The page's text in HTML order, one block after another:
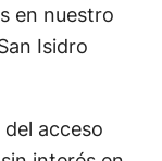
en nuestro
Isidro
acceso